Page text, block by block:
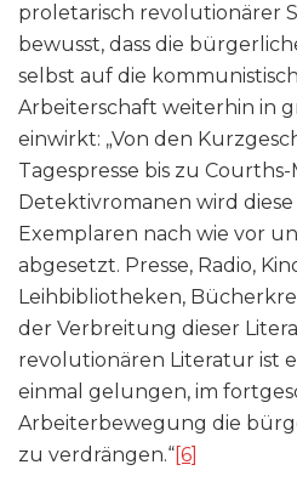
proletarisch revolutionärer
bewusst, dass die
selbst auf die
Arbeiterschaft weiterhin in
einwirkt: „Von den
Tagespresse bis zu
Detektivromanen wird
Exemplaren nach wie vor
abgesetzt. Presse, Radio,
Leihbibliotheken,
der Verbreitung dieser
revolutionären Literatur ist
einmal gelungen, im
Arbeiterbewegung die
zu verdrängen.“ [6]